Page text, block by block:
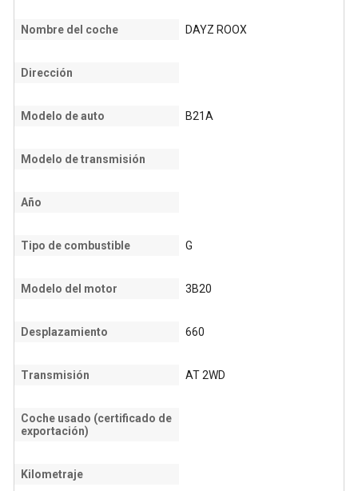
Nombre del coche DAYZ ROOX
Dirección
Modelo de auto B21A
Modelo de transmisión
Año
Tipo de combustible G
Modelo del motor 3B20
Desplazamiento 660
Transmisión AT 2WD
Coche usado (certificado de
exportación)
Kilometraje